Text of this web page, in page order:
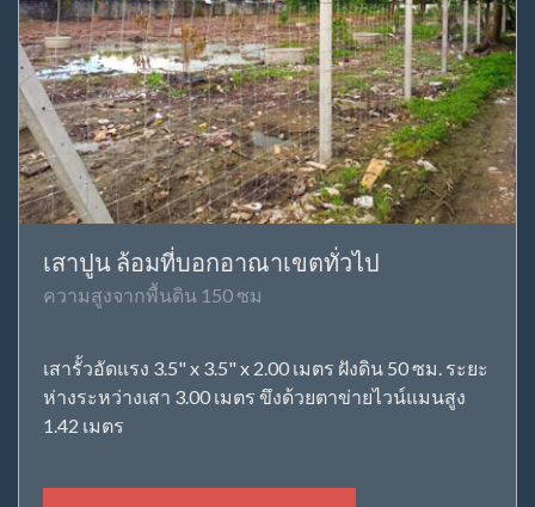
เสาปูน ล้อมที่บอกอาณาเขตทั่วไป
ความสูงจากพื้นดิน 150 ซม
เสารั้วอัดแรง 3.5" x 3.5" x 2.00 เมตร ฝังดิน 50 ซม. ระยะ
ห่างระหว่างเสา 3.00 เมตร ขึงด้วยตาข่ายไวน์แมนสูง
1.42 เมตร